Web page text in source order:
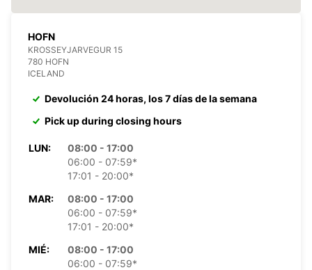
HOFN
KROSSEYJARVEGUR 15
780 HOFN
ICELAND
Devolución 24 horas, los 7 días de la semana
Pick up during closing hours
LUN:
08:00 - 17:00
06:00 - 07:59*
17:01 - 20:00*
MAR:
08:00 - 17:00
06:00 - 07:59*
17:01 - 20:00*
MIÉ:
08:00 - 17:00
06:00 - 07:59*